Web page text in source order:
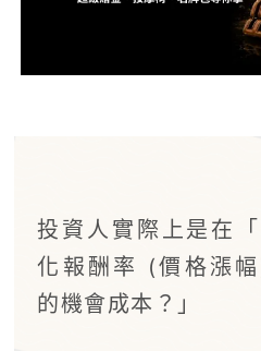
投資人實際上是在
化報酬率 (價格漲
的機會成本？」